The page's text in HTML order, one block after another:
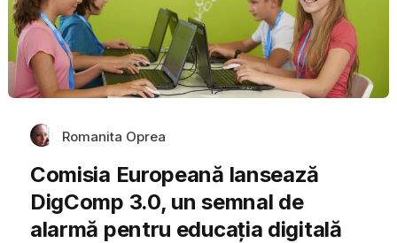
Romanita Oprea
Comisia Europeană lansează
DigComp 3.0, un semnal de
alarmă pentru educația digitală